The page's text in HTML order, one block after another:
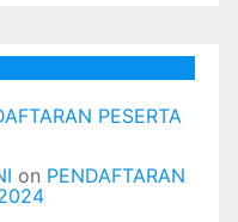
PESERTA
on PENDAFTARAN